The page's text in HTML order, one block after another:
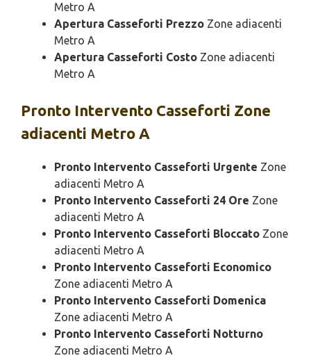
Metro A
Apertura Casseforti Prezzo Zone adiacenti
Metro A
Apertura Casseforti Costo Zone adiacenti
Metro A
Pronto Intervento Casseforti Zone
adiacenti Metro A
Pronto Intervento Casseforti Urgente Zone
adiacenti Metro A
Pronto Intervento Casseforti 24 Ore Zone
adiacenti Metro A
Pronto Intervento Casseforti Bloccato Zone
adiacenti Metro A
Pronto Intervento Casseforti Economico
Zone adiacenti Metro A
Pronto Intervento Casseforti Domenica
Zone adiacenti Metro A
Pronto Intervento Casseforti Notturno
Zone adiacenti Metro A